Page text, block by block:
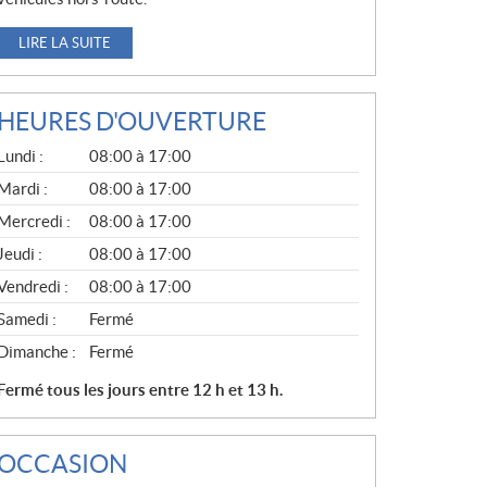
LIRE LA SUITE
HEURES D'OUVERTURE
Lundi :
08:00 à 17:00
Mardi :
08:00 à 17:00
Mercredi :
08:00 à 17:00
:
08:00 à 17:00
:
08:00 à 17:00
:
Fermé
Dimanche :
Fermé
Fermé tous les jours entre 12 h et 13 h.